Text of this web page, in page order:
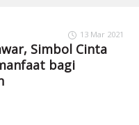
13 Mar 2021
Simbol Cinta
bagi